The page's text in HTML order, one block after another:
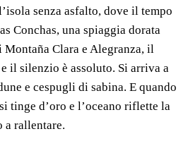
senza asfalto, dove il tempo
Conchas, una spiaggia dorata
Clara e Alegranza, il
il silenzio è assoluto. Si arriva a
e cespugli di sabina. E quando
tinge d’oro e l’oceano riflette la
a rallentare.